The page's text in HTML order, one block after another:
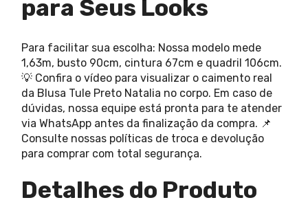
para Seus Looks
Para facilitar sua escolha: Nossa modelo mede
1,63m, busto 90cm, cintura 67cm e quadril 106cm.
💡 Confira o vídeo para visualizar o caimento real
da Blusa Tule Preto Natalia no corpo. Em caso de
dúvidas, nossa equipe está pronta para te atender
via WhatsApp antes da finalização da compra. 📌
Consulte nossas políticas de troca e devolução
para comprar com total segurança.
Detalhes do Produto